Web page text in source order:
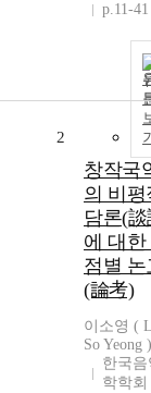
p.11-41
2
창작국
의 비평
담론(談
에 대한
점별 논
(論考)
이소영 (
So Yeong )
한국음
학학회